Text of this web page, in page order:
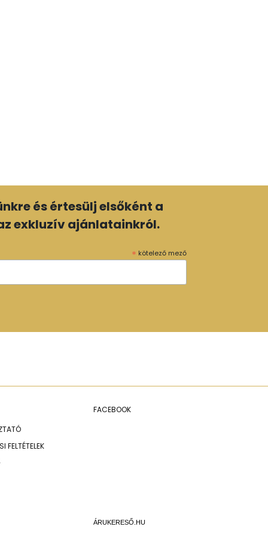
és értesülj elsőként a
exkluzív ajánlatainkról.
* kötelező mező
FELTÉTELEK
FACEBOOK